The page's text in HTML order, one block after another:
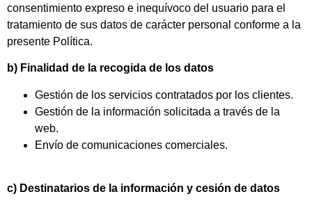
consentimiento expreso e inequívoco del usuario para el
tratamiento de sus datos de carácter personal conforme a la
presente Política.
b) Finalidad de la recogida de los datos
Gestión de los servicios contratados por los clientes.
Gestión de la información solicitada a través de la
web.
Envío de comunicaciones comerciales.
c) Destinatarios de la información y cesión de datos